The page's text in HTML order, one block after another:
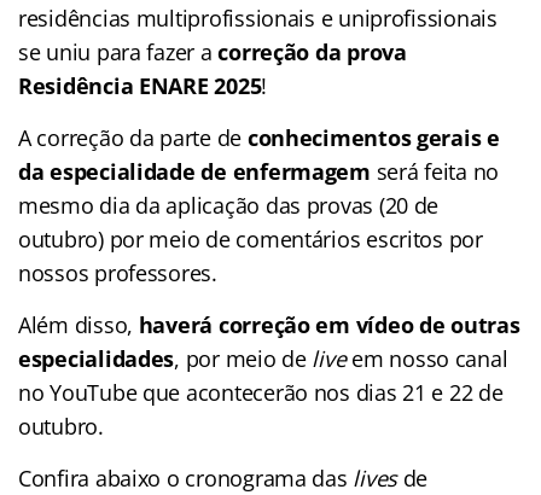
residências multiprofissionais e uniprofissionais
se uniu para fazer acorreção da prova
Residência ENARE 2025!
A correção da parte de conhecimentos gerais e
da especialidade de enfermagem será feita no
mesmo dia da aplicação das provas (20 de
outubro) por meio de comentários escritos por
nossos professores.
Além disso, haverá correção em vídeo de outras
especialidades, por meio de liveem nosso canal
no YouTube que acontecerão nos dias 21 e 22 de
outubro.
Confira abaixo o cronograma das livesde